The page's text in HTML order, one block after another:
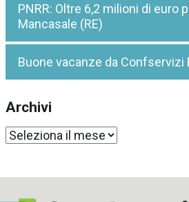
PNRR: Oltre 6,2 milioni di euro
Mancasale (RE)
Buone vacanze da Confservizi
Archivi
Archivi